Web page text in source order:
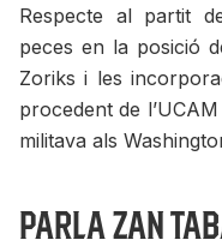
Respecte al partit
peces en la posició
Zoriks i les
procedent de
militava als
Parla Zan